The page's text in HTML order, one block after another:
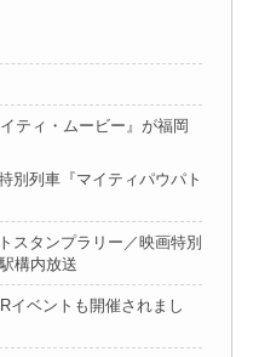
ティ・ムービー』が福岡
別列車『マイティパウパト
スタンプラリー／映画特別
構内放送
イベントも開催されまし